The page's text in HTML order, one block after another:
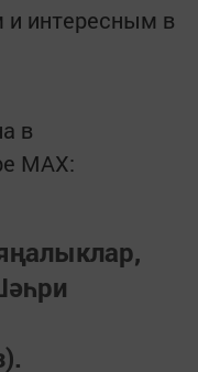
интересным в
в
MАХ: